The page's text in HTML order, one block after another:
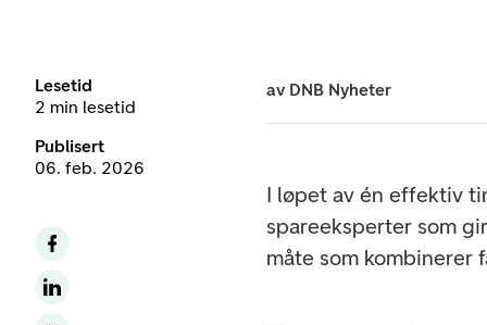
Lesetid
2 min lesetid
Publisert
06. feb. 2026
av DNB Nyheter
I løpet av én effektiv
spareeksperter som
måte som kombinerer